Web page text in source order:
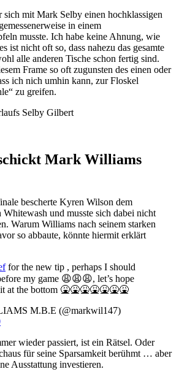
sich mit Mark Selby einen hochklassigen
in einem
musste. Ich habe keine Ahnung, wie
ist nicht oft so, dass nahezu das gesamte
alle anderen Tische schon fertig sind.
Frame so oft zugunsten des einen oder
ich nich umhin kann, zur Floskel
zu greifen.
Mark Williams
bescherte Kyren Wilson dem
Whitewash und musste sich dabei nicht
Warum Williams nach seinem starken
so abbaute, könnte hiermit erklärt
for the new tip , perhaps I should
my game 😩😩😩, let’s hope
at the bottom 🤮🤮🤮🤮🤮🤮🤮
M.B.E (@markwil147)
wieder passiert, ist ein Rätsel. Oder
für seine Sparsamkeit berühmt … aber
Ausstattung investieren.